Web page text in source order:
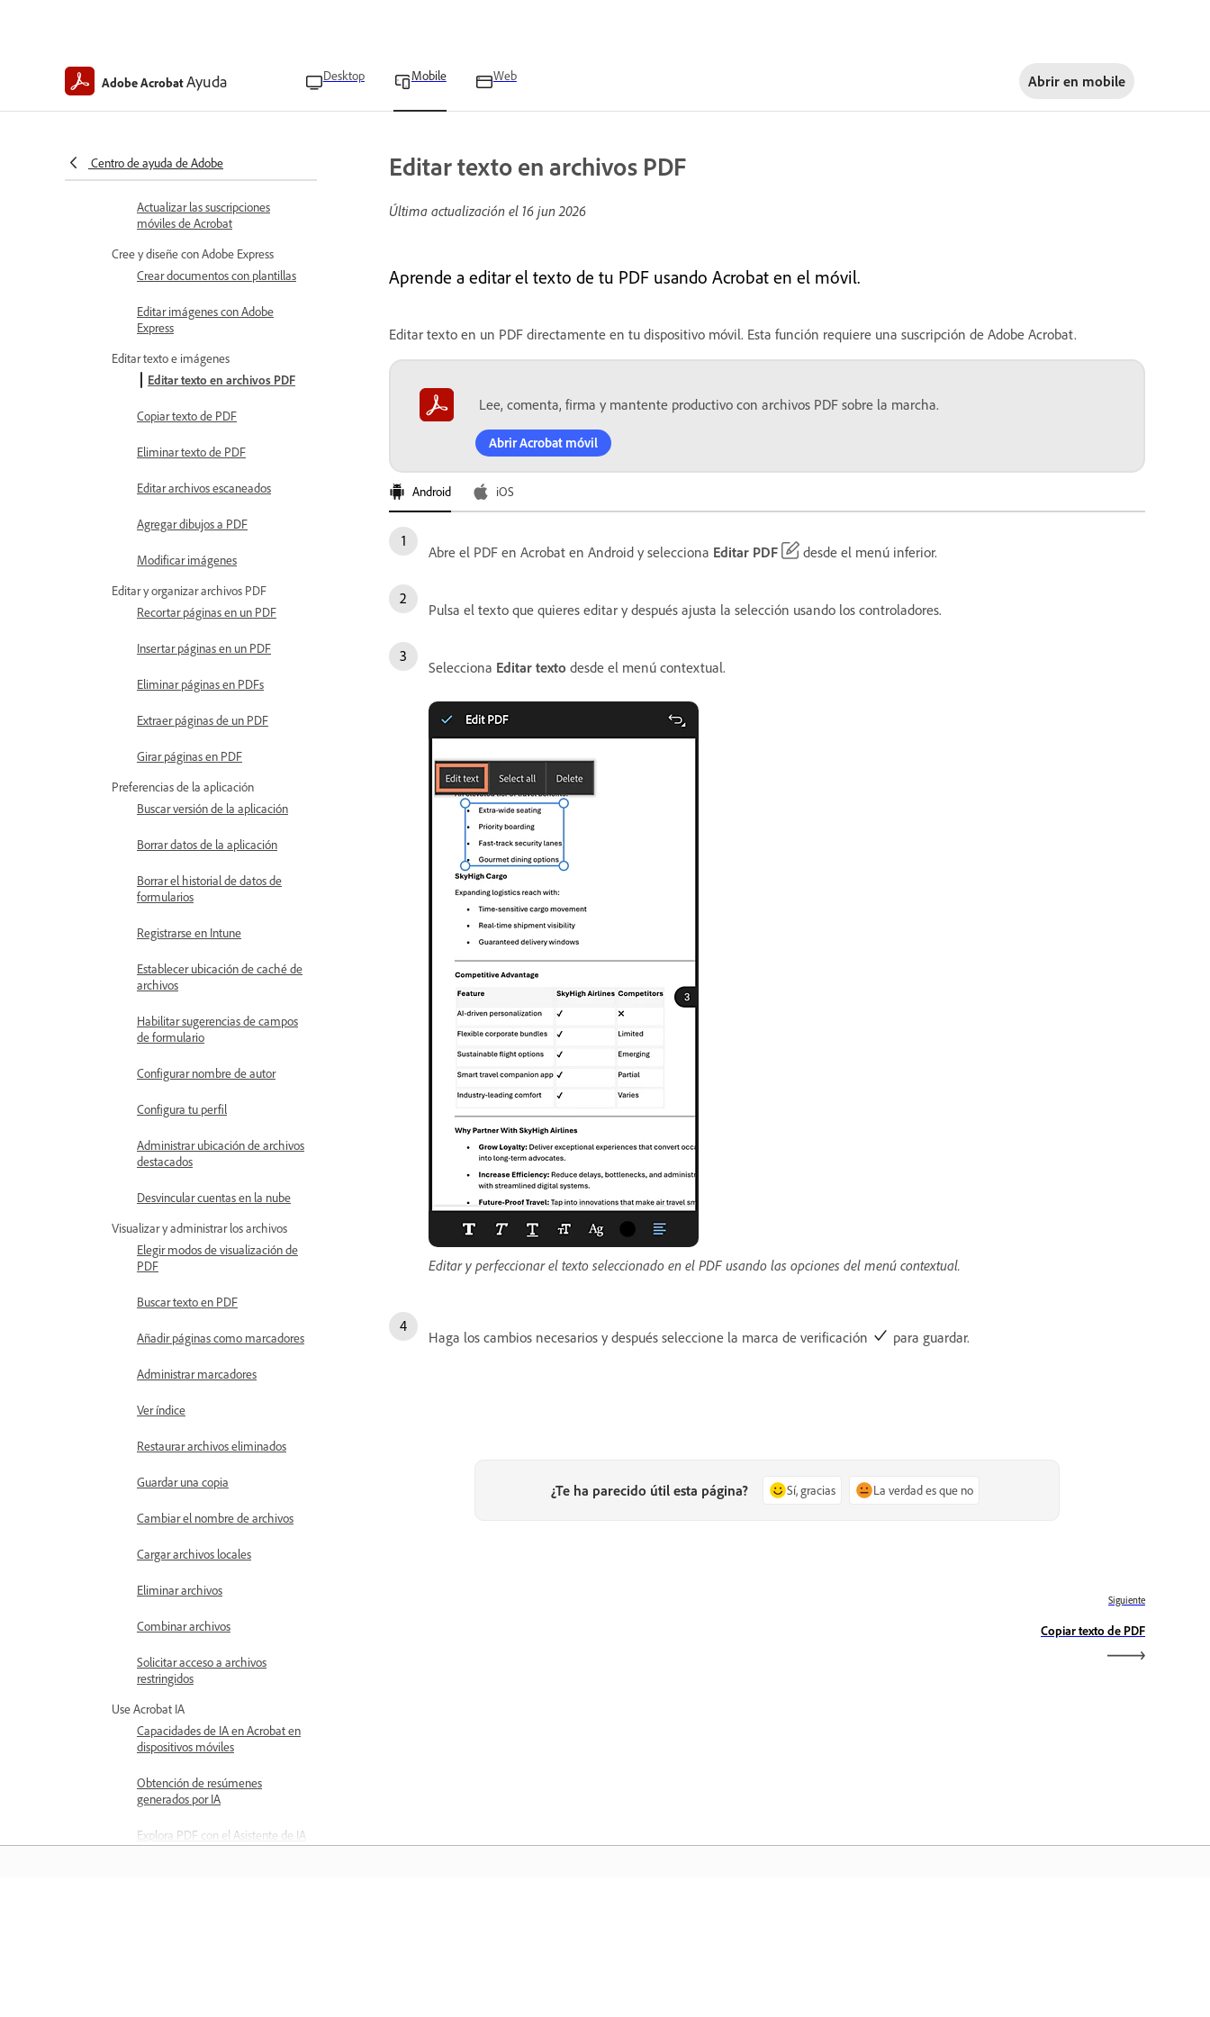
Adobe AcrobatAyuda Desktop Mobile Web Abrir en mobile
Centro de ayuda de Adobe
Acrobat
Reembolsos para suscripciones
móviles de Acrobat
Actualizar las suscripciones
móviles de Acrobat
Cree y diseñe con Adobe Express
Crear documentos con plantillas
Editar imágenes con Adobe
Express
Editar texto e imágenes
Editar texto en archivos PDF
Copiar texto de PDF
Eliminar texto de PDF
Editar archivos escaneados
Agregar dibujos a PDF
Modificar imágenes
Editar y organizar archivos PDF
Recortar páginas en un PDF
Insertar páginas en un PDF
Eliminar páginas en PDFs
Extraer páginas de un PDF
Girar páginas en PDF
Preferencias de la aplicación
Buscar versión de la aplicación
Borrar datos de la aplicación
Borrar el historial de datos de
formularios
Registrarse en Intune
Establecer ubicación de caché de
archivos
Habilitar sugerencias de campos
de formulario
Configurar nombre de autor
Configura tu perfil
Administrar ubicación de archivos
destacados
Desvincular cuentas en la nube
Visualizar y administrar los archivos
Elegir modos de visualización de
PDF
Buscar texto en PDF
Añadir páginas como marcadores
Administrar marcadores
Ver índice
Restaurar archivos eliminados
Guardar una copia
Cambiar el nombre de archivos
Cargar archivos locales
Eliminar archivos
Combinar archivos
Solicitar acceso a archivos
restringidos
Use Acrobat IA
Capacidades de IA en Acrobat en
dispositivos móviles
Obtención de resúmenes
generados por IA
Explora PDF con el Asistente de IA
Editar texto en archivos PDF
Última actualización el 16 jun 2026
Aprende a editar el texto de tu PDF usando Acrobat en el móvil.
Editar texto en un PDF directamente en tu dispositivo móvil. Esta función requiere una suscripción de Adobe Acrobat.
Lee, comenta, firma y mantente productivo con archivos PDF sobre la marcha.
Abrir Acrobat móvil
Android iOS
Abre el PDF en Acrobat en Android y selecciona Editar PDF desde el menú inferior.
Pulsa el texto que quieres editar y después ajusta la selección usando los controladores.
Selecciona Editar texto desde el menú contextual.
Editar y perfeccionar el texto seleccionado en el PDF usando las opciones del menú contextual.
Haga los cambios necesarios y después seleccione la marca de verificación para guardar.
¿Te ha parecido útil esta página? Sí, gracias La verdad es que no
Siguiente
Copiar texto de PDF